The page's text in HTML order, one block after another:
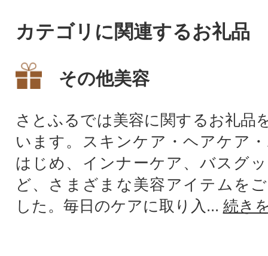
カテゴリに関連するお礼品
その他美容
さとふるでは美容に関するお礼品
います。スキンケア・ヘアケア
はじめ、インナーケア、バスグ
ど、さまざまな美容アイテムを
した。毎日のケアに取り入... 続き